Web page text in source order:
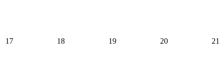
17 18 19 20 21